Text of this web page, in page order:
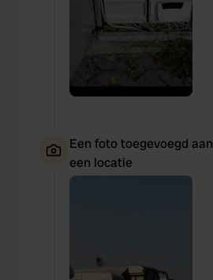
Een foto toegevoegd aan
een locatie